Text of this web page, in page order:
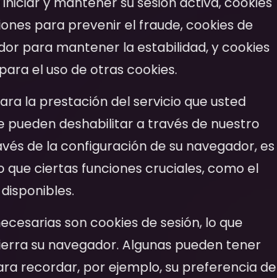
para prevenir el fraude, cookies de
para mantener la estabilidad, y cookies
el uso de otras cookies.
la prestación del servicio que usted
pueden deshabilitar a través de nuestro
de la configuración de su navegador, es
ciertas funciones cruciales, como el
son cookies de sesión, lo que
su navegador. Algunas pueden tener
recordar, por ejemplo, su preferencia de